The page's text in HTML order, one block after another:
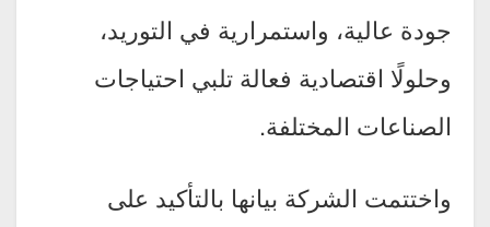
جودة عالية، واستمرارية في التوريد،
وحلولًا اقتصادية فعالة تلبي احتياجات
الصناعات المختلفة.
واختتمت الشركة بيانها بالتأكيد على